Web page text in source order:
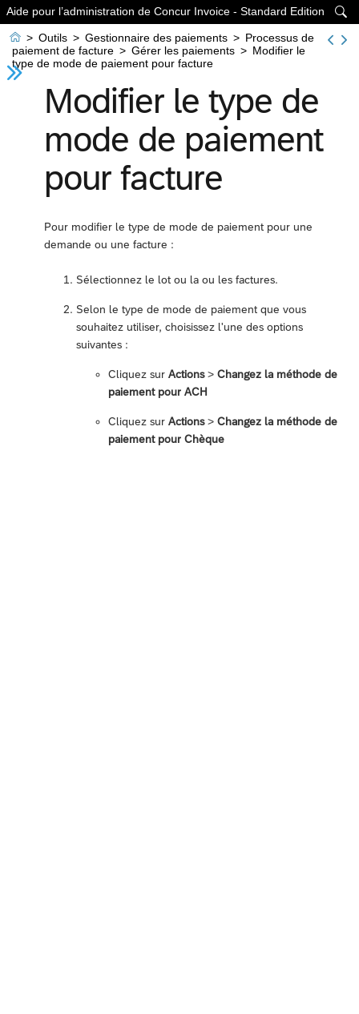

Aide pour l’administration de Concur Invoice - Standard Edition
 > Outils > Gestionnaire des paiements > Processus de
paiement de facture > Gérer les paiements > Modifier le
type de mode de paiement pour facture
Modifier le type de
mode de paiement
pour facture
Pour modifier le type de mode de paiement pour une
demande ou une facture :
Sélectionnez le lot ou la ou les factures.
Selon le type de mode de paiement que vous
souhaitez utiliser, choisissez l'une des options
suivantes :
Cliquez sur Actions> Changez la méthode de
paiement pour ACH
Cliquez sur Actions> Changez la méthode de
paiement pour Chèque